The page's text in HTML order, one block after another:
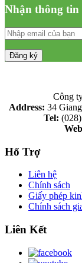
Nhận thông
Công
Address: 34
Tel:
Hổ Trợ
Liên hệ
Chính sách
Giấy phép
Chính sách
Liên Kết